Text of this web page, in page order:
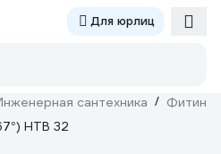
Для юрлиц
сантехника / Фитинги